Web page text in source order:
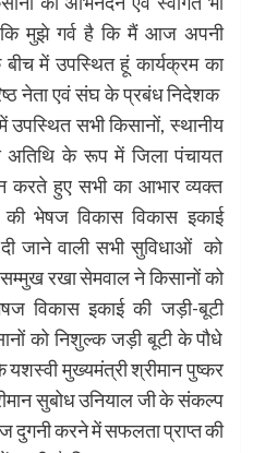
कि मुझे गर्व है कि मैं आज अपनी
में उपस्थित हूं कार्यक्रम का
नेता एवं संघ के प्रबंध निदेशक
उपस्थित सभी किसानों, स्थानीय
अतिथि के रूप में जिला पंचायत
करते हुए सभी का आभार व्यक्त
भेषज विकास विकास इकाई
जाने वाली सभी सुविधाओं को
रखा सेमवाल ने किसानों को
विकास इकाई की जड़ी-बूटी
को निशुल्क जड़ी बूटी के पौधे
मुख्यमंत्री श्रीमान पुष्कर
सुबोध उनियाल जी के संकल्प
दुगनी करने में सफलता प्राप्त की